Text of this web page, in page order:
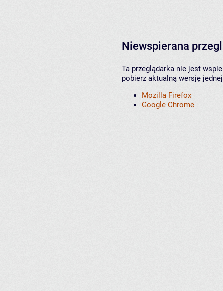
Niewspierana
Ta przeglądarka nie jest
pobierz aktualną wersję
Mozilla Firefox
Google Chrome